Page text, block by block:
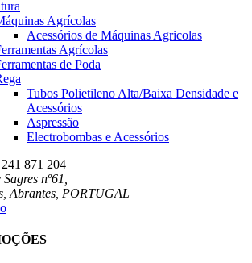
Agrícolas
Acessórios de Máquinas Agricolas
Agrícolas
de Poda
Tubos Polietileno Alta/Baixa Densidade e
Acessórios
Aspressão
Electrobombas e Acessórios
241 871 204
nº61,
Abrantes, PORTUGAL